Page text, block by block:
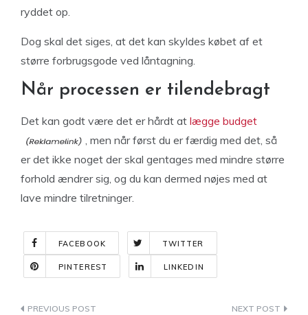
ryddet op.
Dog skal det siges, at det kan skyldes købet af et
større forbrugsgode ved låntagning.
Når processen er tilendebragt
Det kan godt være det er hårdt at lægge budget
, men når først du er færdig med det, så
er det ikke noget der skal gentages med mindre større
forhold ændrer sig, og du kan dermed nøjes med at
lave mindre tilretninger.
FACEBOOK TWITTER
PINTEREST LINKEDIN
Indlægsnavigation